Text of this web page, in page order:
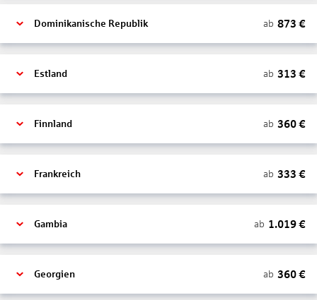
Dominikanische Republik ab 873 €
Estland ab 313 €
Finnland ab 360€
Frankreich ab 333 €
Gambia ab 1.019€
Georgien ab 360€